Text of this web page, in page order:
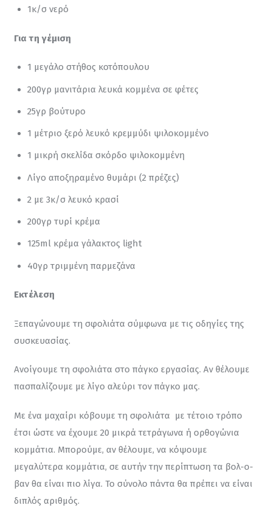
1κ/σ νερό
Για τη γέμιση
1 μεγάλο στήθος κοτόπουλου
200γρ μανιτάρια λευκά κομμένα σε φέτες
25γρ βούτυρο
1 μέτριο ξερό λευκό κρεμμύδι ψιλοκομμένο
1 μικρή σκελίδα σκόρδο ψιλοκομμένη
Λίγο αποξηραμένο θυμάρι (2 πρέζες)
2 με 3κ/σ λευκό κρασί
200γρ τυρί κρέμα
125ml κρέμα γάλακτος light
40γρ τριμμένη παρμεζάνα
Εκτέλεση
Ξεπαγώνουμε τη σφολιάτα σύμφωνα με τις οδηγίες της
συσκευασίας.
Ανοίγουμε τη σφολιάτα στο πάγκο εργασίας. Αν θέλουμε
πασπαλίζουμε με λίγο αλεύρι τον πάγκο μας.
Με ένα μαχαίρι κόβουμε τη σφολιάτα  με τέτοιο τρόπο
έτσι ώστε να έχουμε 20 μικρά τετράγωνα ή ορθογώνια
κομμάτια. Μπορούμε, αν θέλουμε, να κόψουμε
μεγαλύτερα κομμάτια, σε αυτήν την περίπτωση τα βολ-ο-
βαν θα είναι πιο λίγα. Το σύνολο πάντα θα πρέπει να είναι
διπλός αριθμός.